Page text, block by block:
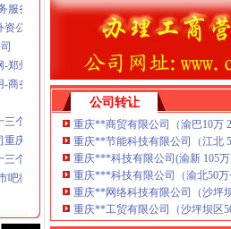
公司注册_外资企业注册_代理外资公
郑州工商/税务/财务】
-商务服务-人民铁道网
个五年规划纲要--1--重庆新闻网
庆渝中区大溪沟营业所_【信用信息_
三个五年规划纲要
吧街景地图
三个五年规划纲要
公司转让
重庆**商贸有限公司（渝巴10万
重庆**节能科技有限公司（江北
重庆***科技有限公司(渝新 105万
重庆***科技有限公司（渝北50
重庆**网络科技有限公司（沙坪
重庆**工贸有限公司（沙坪坝区